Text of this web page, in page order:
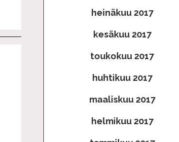
heinäkuu 2017
kesäkuu 2017
toukokuu 2017
huhtikuu 2017
maaliskuu 2017
helmikuu 2017